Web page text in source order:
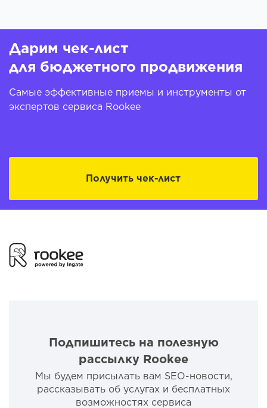
Дарим чек-лист
для бюджетного продвижения
Самые эффективные приемы и инструменты от
экспертов сервиса Rookee
Получить чек-лист
Подпишитесь на полезную
рассылку Rookee
Мы будем присылать вам SEO-новости,
рассказывать об услугах и бесплатных
возможностях сервиса